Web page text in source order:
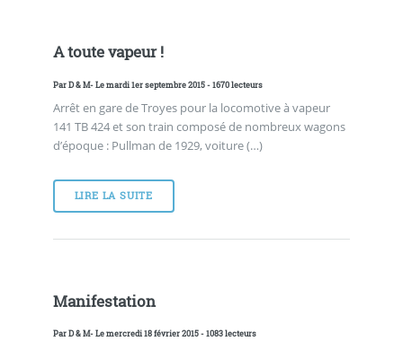
A toute vapeur !
ParD & M- Le mardi 1er septembre 2015 - 1670 lecteurs
Arrêt en gare de Troyes pour la locomotive à vapeur
141 TB 424 et son train composé de nombreux wagons
d’époque : Pullman de 1929, voiture (…)
LIRE LA SUITE
Manifestation
ParD & M- Le mercredi 18 février 2015 - 1083 lecteurs